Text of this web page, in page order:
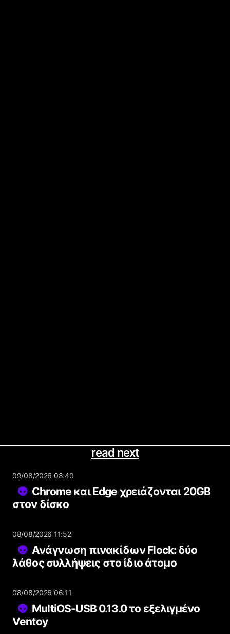
read next
09/08/2026 08:40
Chrome και Edge χρειάζονται 20GB
στον δίσκο
08/08/2026 11:52
Ανάγνωση πινακίδων Flock: δύο
λάθος συλλήψεις στο ίδιο άτομο
08/08/2026 06:11
MultiOS-USB 0.13.0 το εξελιγμένο
Ventoy